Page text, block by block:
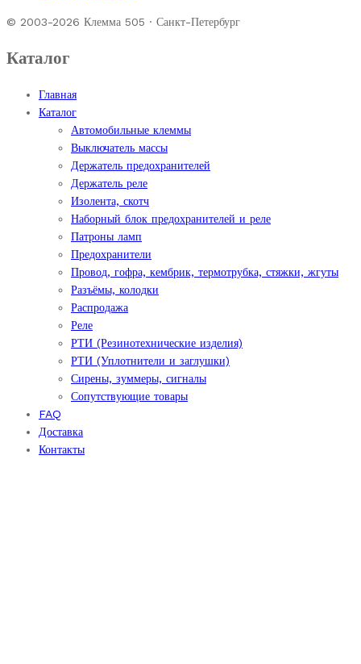
© 2003-2026 Клемма 505 · Санкт-Петербург
Каталог
Главная
Каталог
Автомобильные клеммы
Выключатель массы
Держатель предохранителей
Держатель реле
Изолента, скотч
Наборный блок предохранителей и реле
Патроны ламп
Предохранители
Провод, гофра, кембрик, термотрубка, стяжки, жгуты
Разъёмы, колодки
Распродажа
Реле
РТИ (Резинотехнические изделия)
РТИ (Уплотнители и заглушки)
Сирены, зуммеры, сигналы
Сопутствующие товары
FAQ
Доставка
Контакты